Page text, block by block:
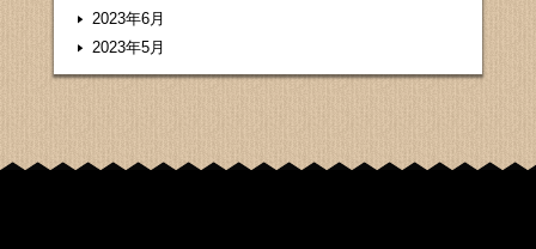
2023年6月
2023年5月